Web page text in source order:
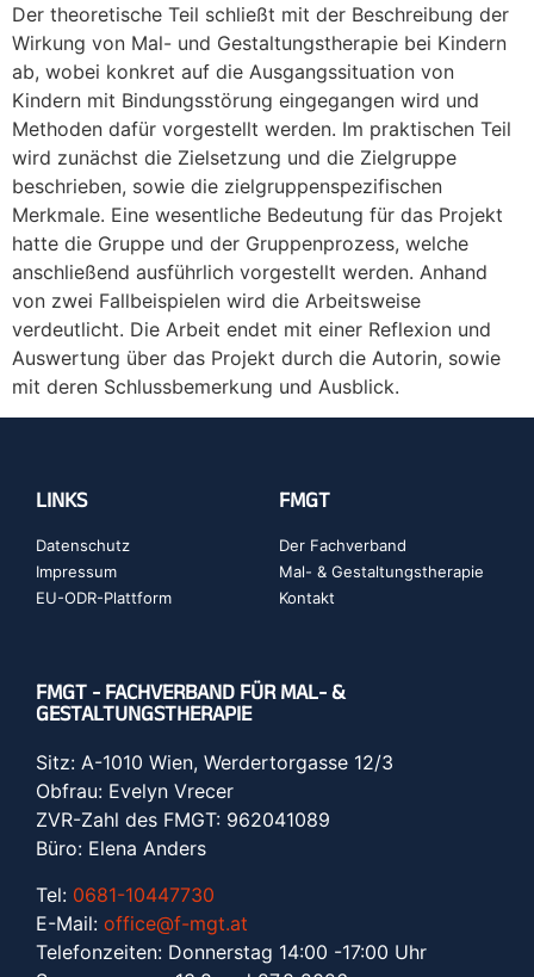
Der theoretische Teil schließt mit der Beschreibung der
Wirkung von Mal- und Gestaltungstherapie bei Kindern
ab, wobei konkret auf die Ausgangssituation von
Kindern mit Bindungsstörung eingegangen wird und
Methoden dafür vorgestellt werden. Im praktischen Teil
wird zunächst die Zielsetzung und die Zielgruppe
beschrieben, sowie die zielgruppenspezifischen
Merkmale. Eine wesentliche Bedeutung für das Projekt
hatte die Gruppe und der Gruppenprozess, welche
anschließend ausführlich vorgestellt werden. Anhand
von zwei Fallbeispielen wird die Arbeitsweise
verdeutlicht. Die Arbeit endet mit einer Reflexion und
Auswertung über das Projekt durch die Autorin, sowie
mit deren Schlussbemerkung und Ausblick.
LINKS
Datenschutz
Impressum
EU-ODR-Plattform
FMGT
Der Fachverband
Mal- & Gestaltungstherapie
Kontakt
FMGT - FACHVERBAND FÜR MAL- &
GESTALTUNGSTHERAPIE
Sitz: A-1010 Wien, Werdertorgasse 12/3
Obfrau: Evelyn Vrecer
ZVR-Zahl des FMGT: 962041089
Büro: Elena Anders
Tel: 0681-10447730
E-Mail: office@f-mgt.at
Telefonzeiten: Donnerstag 14:00 -17:00 Uhr